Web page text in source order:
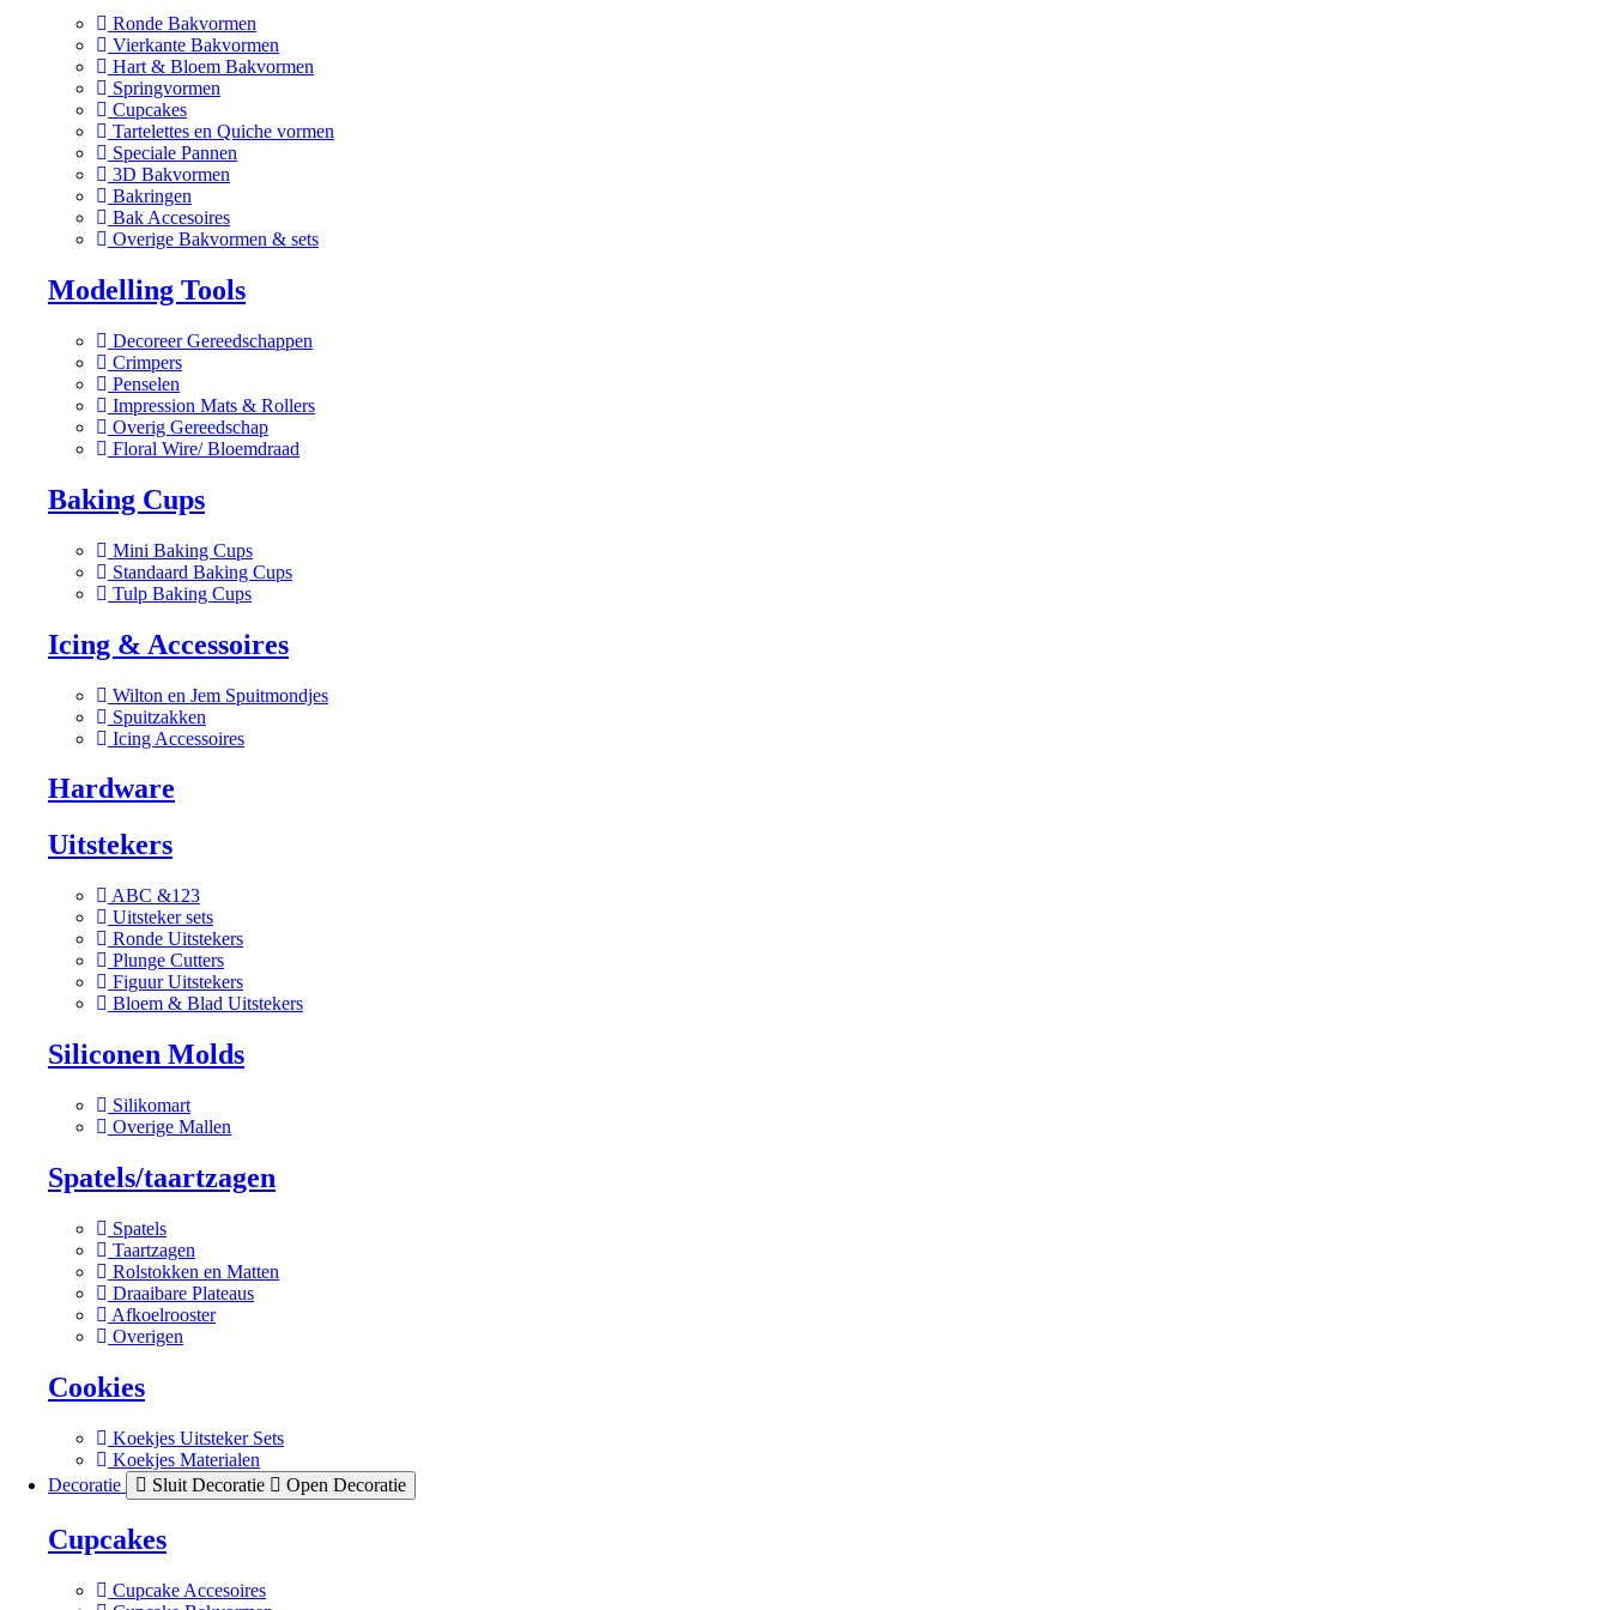
Ronde Bakvormen
Vierkante Bakvormen
Hart & Bloem Bakvormen
Springvormen
Cupcakes
Tartelettes en Quiche vormen
Speciale Pannen
3D Bakvormen
Bakringen
Bak Accesoires
Overige Bakvormen & sets
Modelling Tools
Decoreer Gereedschappen
Crimpers
Penselen
Impression Mats & Rollers
Overig Gereedschap
Floral Wire/ Bloemdraad
Baking Cups
Mini Baking Cups
Standaard Baking Cups
Tulp Baking Cups
Icing & Accessoires
Wilton en Jem Spuitmondjes
Spuitzakken
Icing Accessoires
Hardware
Uitstekers
ABC &123
Uitsteker sets
Ronde Uitstekers
Plunge Cutters
Figuur Uitstekers
Bloem & Blad Uitstekers
Siliconen Molds
Silikomart
Overige Mallen
Spatels/taartzagen
Spatels
Taartzagen
Rolstokken en Matten
Draaibare Plateaus
Afkoelrooster
Overigen
Cookies
Koekjes Uitsteker Sets
Koekjes Materialen
Decoratie
Sluit Decoratie Open Decoratie
Cupcakes
Cupcake Accesoires